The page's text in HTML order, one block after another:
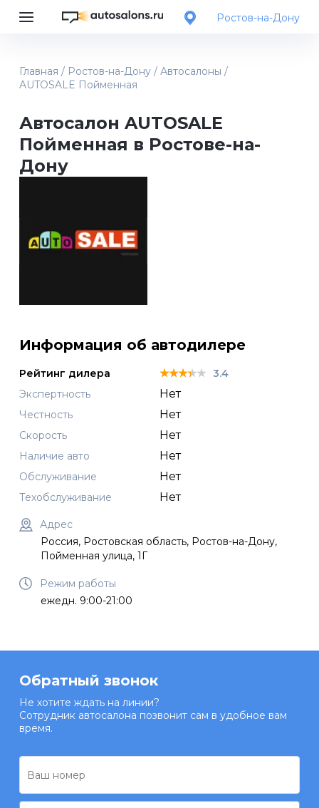
Главная / Ростов-на-Дону / Автосалоны /
AUTOSALE Пойменная
Ростов-на-Дону
Автосалон AUTOSALE
Пойменная в Ростове-на-
Дону
Информация об автодилере
Рейтинг дилера ★★★★★
★★★★★
★★★★★ 3.4
Экспертность
Нет
Честность Нет
Скорость Нет
Наличие авто Нет
Обслуживание Нет
Техобслуживание Нет
Адрес
Россия, Ростовская область, Ростов-на-Дону,
Пойменная улица, 1Г
Режим работы
ежедн. 9:00-21:00
Обратный звонок
Не хотите ждать на линии?
Сотрудник автосалона позвонит сам в удобное вам
время.